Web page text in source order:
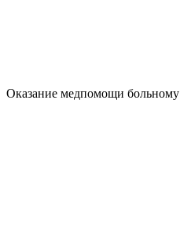
Оказание медпомощи больному